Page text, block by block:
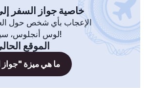
خاصية جواز السفر
الإعجاب بأي شخص حول
لوس أنجلوس، سيدني، انطلق!
الموقع
ما هي ميزة